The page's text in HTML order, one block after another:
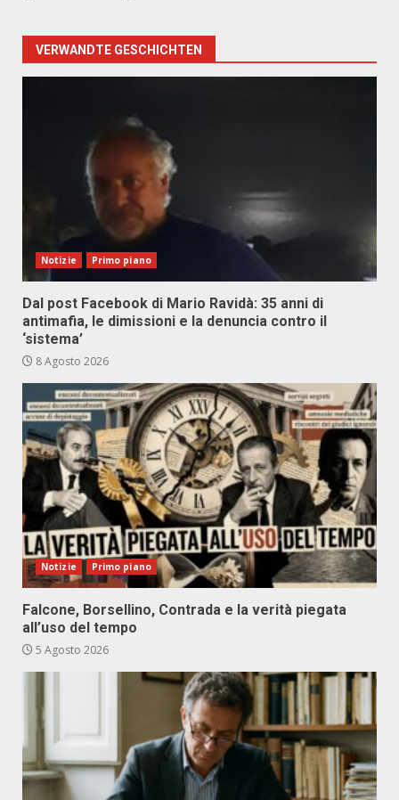
VERWANDTE GESCHICHTEN
Notizie Primo piano
Dal post Facebook di Mario Ravidà: 35 anni di
antimafia, le dimissioni e la denuncia contro il
‘sistema’
8 Agosto 2026
Notizie Primo piano
Falcone, Borsellino, Contrada e la verità piegata
all’uso del tempo
5 Agosto 2026